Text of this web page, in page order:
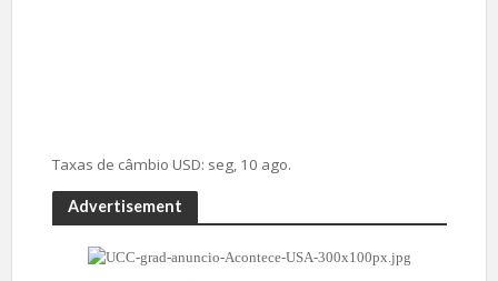
Taxas de câmbio USD: seg, 10 ago.
Advertisement